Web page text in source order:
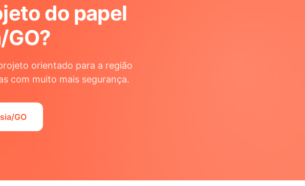
do papel
GO?
orientado para a região
com muito mais segurança.
GO